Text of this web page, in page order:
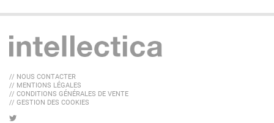
// NOUS CONTACTER
// MENTIONS LÉGALES
// CONDITIONS GÉNÉRALES DE VENTE
// GESTION DES COOKIES